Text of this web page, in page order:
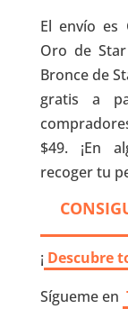
El envío es
Oro de
Bronce de
gratis a
$49. ¡En
recoger tu
¡ Descubre
Sígueme en